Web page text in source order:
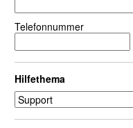
Telefonnummer
Hilfethema